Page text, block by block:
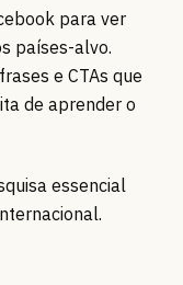
para ver
países-alvo.
e CTAs que
de aprender o
essencial